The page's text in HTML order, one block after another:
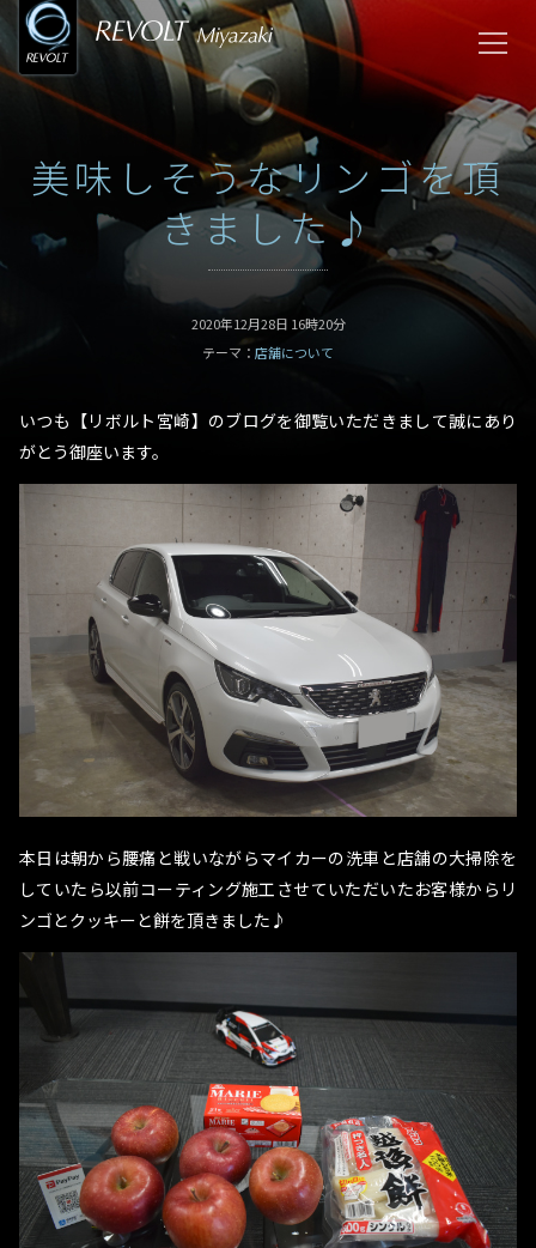
美味しそうなリンゴを頂
きました♪
2020年12月28日 16時20分
テーマ： 店舗について
いつも【リボルト宮崎】のブログを御覧いただきまして誠にあり
がとう御座います。
本日は朝から腰痛と戦いながらマイカーの洗車と店舗の大掃除を
していたら以前コーティング施工させていただいたお客様からリ
ンゴとクッキーと餅を頂きました♪